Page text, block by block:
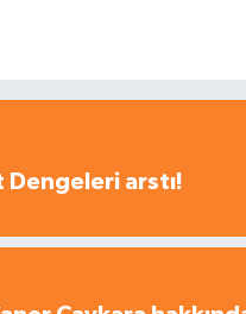
arstı!